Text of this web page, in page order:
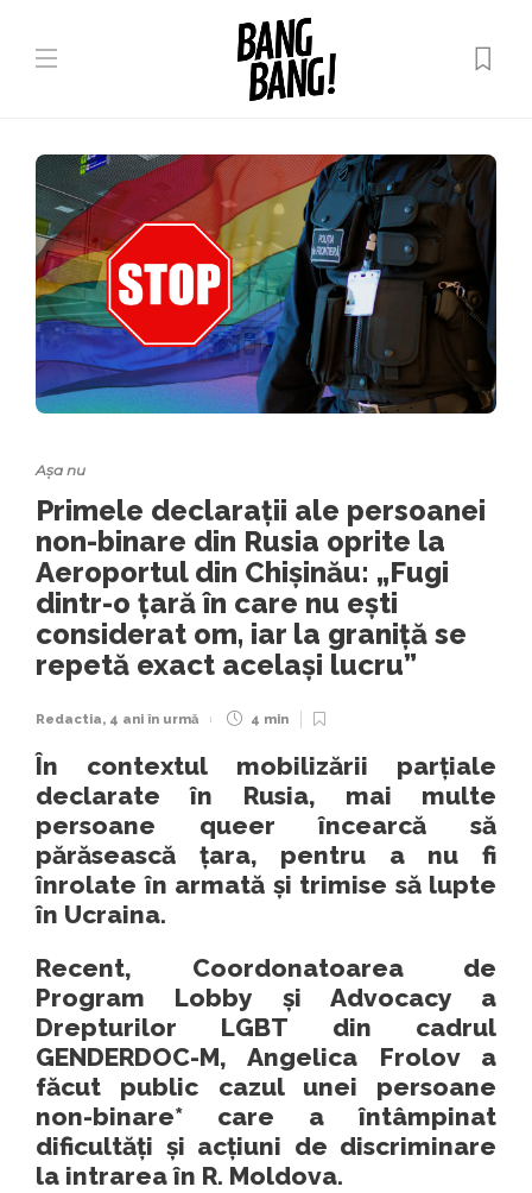
Așa nu
Primele declarații ale persoanei
non-binare din Rusia oprite la
Aeroportul din Chișinău: „Fugi
dintr-o țară în care nu ești
considerat om, iar la graniță se
repetă exact același lucru”
Redactia, 4 ani în urmă 4 min
În contextul mobilizării parțiale
declarate în Rusia, mai multe
persoane queer încearcă să
părăsească țara, pentru a nu fi
înrolate în armată și trimise să lupte
în Ucraina.
Recent, Coordonatoarea de
Program Lobby și Advocacy a
Drepturilor LGBT din cadrul
GENDERDOC-M, Angelica Frolov a
făcut public cazul unei persoane
non-binare* care a întâmpinat
dificultăți și acțiuni de discriminare
la intrarea în R. Moldova.